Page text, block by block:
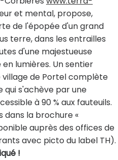
et mental, propose,
de l'épopée d'un grand
terre, dans les entrailles
d'une majestueuse
lumières. Un sentier
de Portel complète
qui s'achève par une
à 90 % aux fauteuils.
dans la brochure «
auprès des offices de
avec picto du label TH).
!